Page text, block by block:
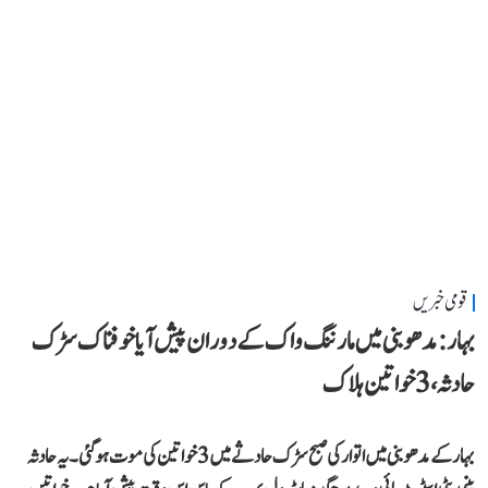
قومی خبریں
بہار: مدھوبنی میں مارننگ واک کے دوران پیش آیا خوفناک سڑک
حادثہ، 3 خواتین ہلاک
بہار کے مدھوبنی میں اتوار کی صبح سڑک حادثے میں 3 خواتین کی موت ہو گئی۔ یہ حادثہ